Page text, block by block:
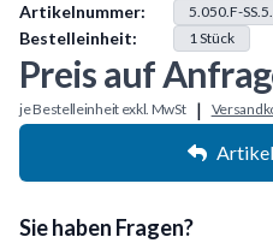
Artikelnummer: 5.050.F-
Bestelleinheit: 1Stück
Preis auf
je Bestelleinheit exkl. MwSt |
Sie haben Fragen?